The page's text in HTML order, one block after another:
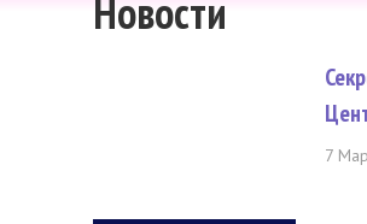
Новости
7